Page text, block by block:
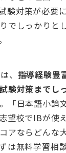
験対策が必要
でしっかりと
、 指導経験豊
験対策までし
。「日本語小論
望校でIBが使
アならどんな
は無料学習相